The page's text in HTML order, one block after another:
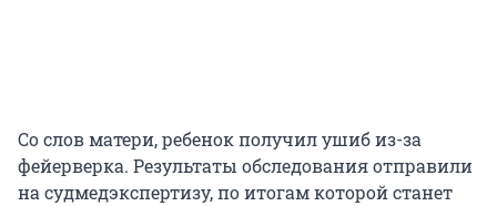
Со слов матери, ребенок получил ушиб из-за
фейерверка. Результаты обследования отправили
на судмедэкспертизу, по итогам которой станет